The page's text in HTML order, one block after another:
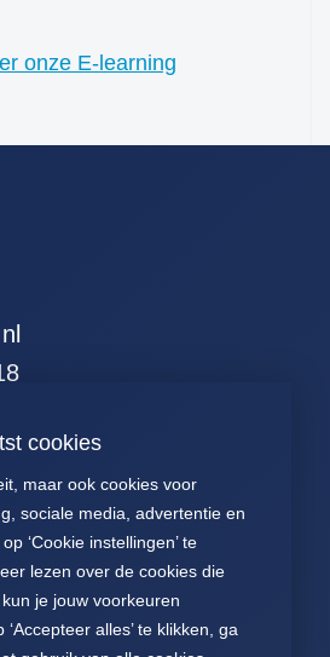
cookies
maar ook cookies voor
sociale media, advertentie en
‘Cookie instellingen’ te
lezen over de cookies die
je jouw voorkeuren
alles’ te klikken, ga
lymfomen (NH+HD)
kleinere excisies)
56. alle wormen
57. alle hormonen
58. alle
59. alle neuro-
onze E-learning
Over ons
Presentaties
Voor patiënten
Jaarverslagen
Statuten Palga